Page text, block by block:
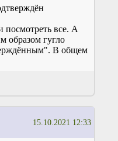
посмотреть все. А
образом гугло
В общем
15.10.2021 12:33